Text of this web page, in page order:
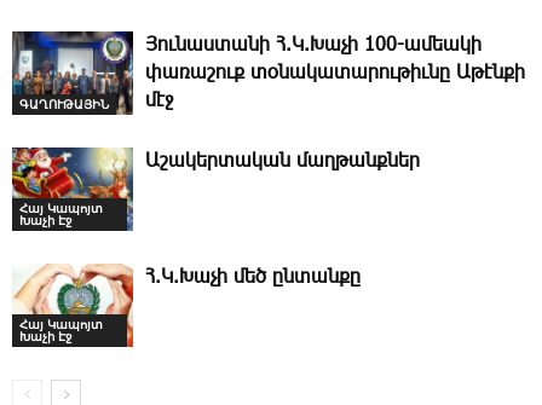
ԳԱՂՈՒԹԱՅԻՆ
Յունաստանի Հ.Կ.­Խաչի 100-ամեակի
փառաշուք տօնակատարութիւնը Աթէնքի
մէջ
Հայ Կապոյտ
Խաչի Էջ
Աշակերտական մաղթանքներ
Հայ Կապոյտ
Խաչի Էջ
Հ.Կ.Խաչի մեծ ընտանքը